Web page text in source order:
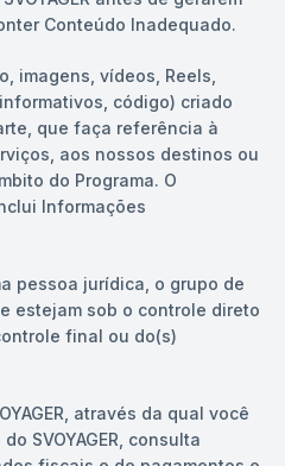
Conteúdo Inadequado.
imagens, vídeos, Reels,
código) criado
que faça referência à
aos nossos destinos ou
do Programa. O
Informações
pessoa jurídica, o grupo de
estejam sob o controle direto
final ou do(s)
através da qual você
SVOYAGER, consulta